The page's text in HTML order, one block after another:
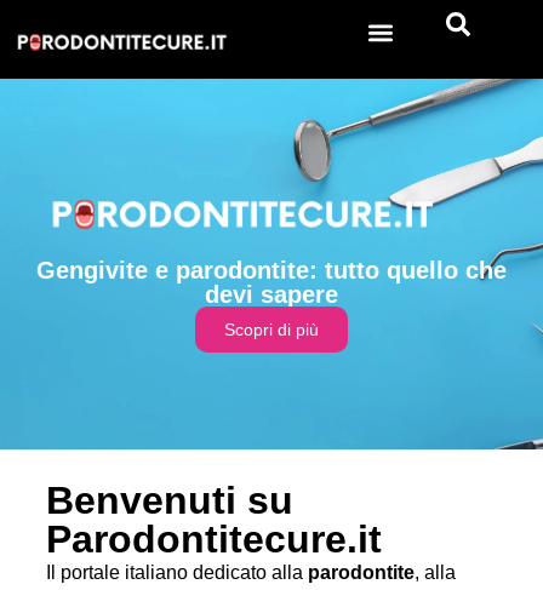
Gengivite e parodontite: tutto quello che
devi sapere
Scopri di più
Benvenuti su
Parodontitecure.it
Il portale italiano dedicato alla parodontite, alla